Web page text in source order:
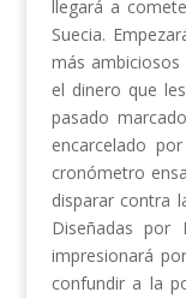
llegará a
Suecia.
más
el dinero que
pasado
encarcelado
cronómetro
disparar contra
Diseñadas por
impresionará
confundir a la